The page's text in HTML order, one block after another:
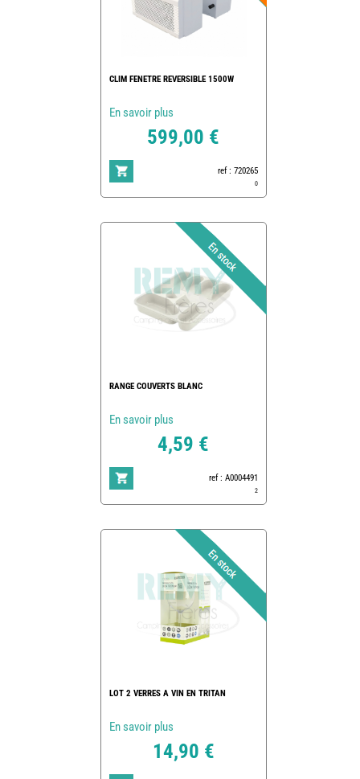
CLIM FENETRE REVERSIBLE 1500W
En savoir plus
599,00 €
ref : 720265
0
RANGE COUVERTS BLANC
En savoir plus
4,59 €
ref : A0004491
2
LOT 2 VERRES A VIN EN TRITAN
En savoir plus
14,90 €